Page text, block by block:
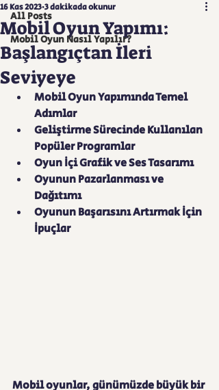
All Posts
Mobil Oyun Nasıl Yapılır?
Mobil Oyun Yapımı:
Başlangıçtan İleri
Seviyeye
16 Kas 2023 3 dakikada okunur
Mobil Oyun Yapımında Temel
Adımlar
Geliştirme Sürecinde Kullanılan
Popüler Programlar
Oyun İçi Grafik ve Ses Tasarımı
Oyunun Pazarlanması ve
Dağıtımı
Oyunun Başarısını Artırmak İçin
İpuçlar
Mobil oyunlar, günümüzde büyük bir